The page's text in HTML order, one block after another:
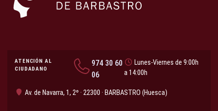
ATENCIÓN AL
CIUDADANO
974 30 60
06
Lunes-Viernes de 9:00h
a 14:00h
Av. de Navarra, 1, 2º · 22300 · BARBASTRO (Huesca)